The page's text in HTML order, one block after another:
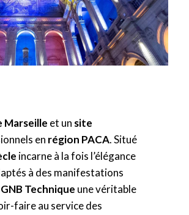
Marseille et un site
en région PACA. Situé
incarne à la fois l’élégance
à des manifestations
GNB Technique une véritable
faire au service des